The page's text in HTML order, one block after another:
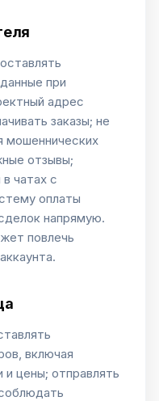
при
адрес
заказы; не
мошеннических
отзывы;
чатах с
оплаты
напрямую.
повлечь
включая
и цены; отправлять